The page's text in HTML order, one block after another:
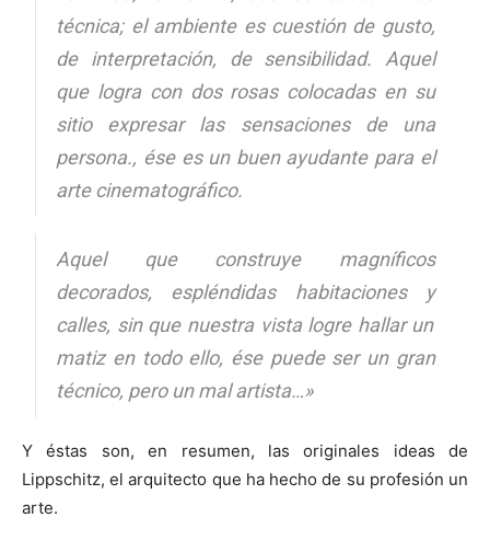
técnica; el ambiente es cuestión de gusto,
de interpretación, de sensibilidad. Aquel
que logra con dos rosas colocadas en su
sitio expresar las sensaciones de una
persona., ése es un buen ayudante para el
arte cinematográfico.
Aquel que construye magníficos
decorados, espléndidas habitaciones y
calles, sin que nuestra vista logre hallar un
matiz en todo ello, ése puede ser un gran
técnico, pero unmal artista…»
Y éstas son, en resumen, las originales ideas de
Lippschitz, el arquitecto que ha hecho de su profesión un
arte.